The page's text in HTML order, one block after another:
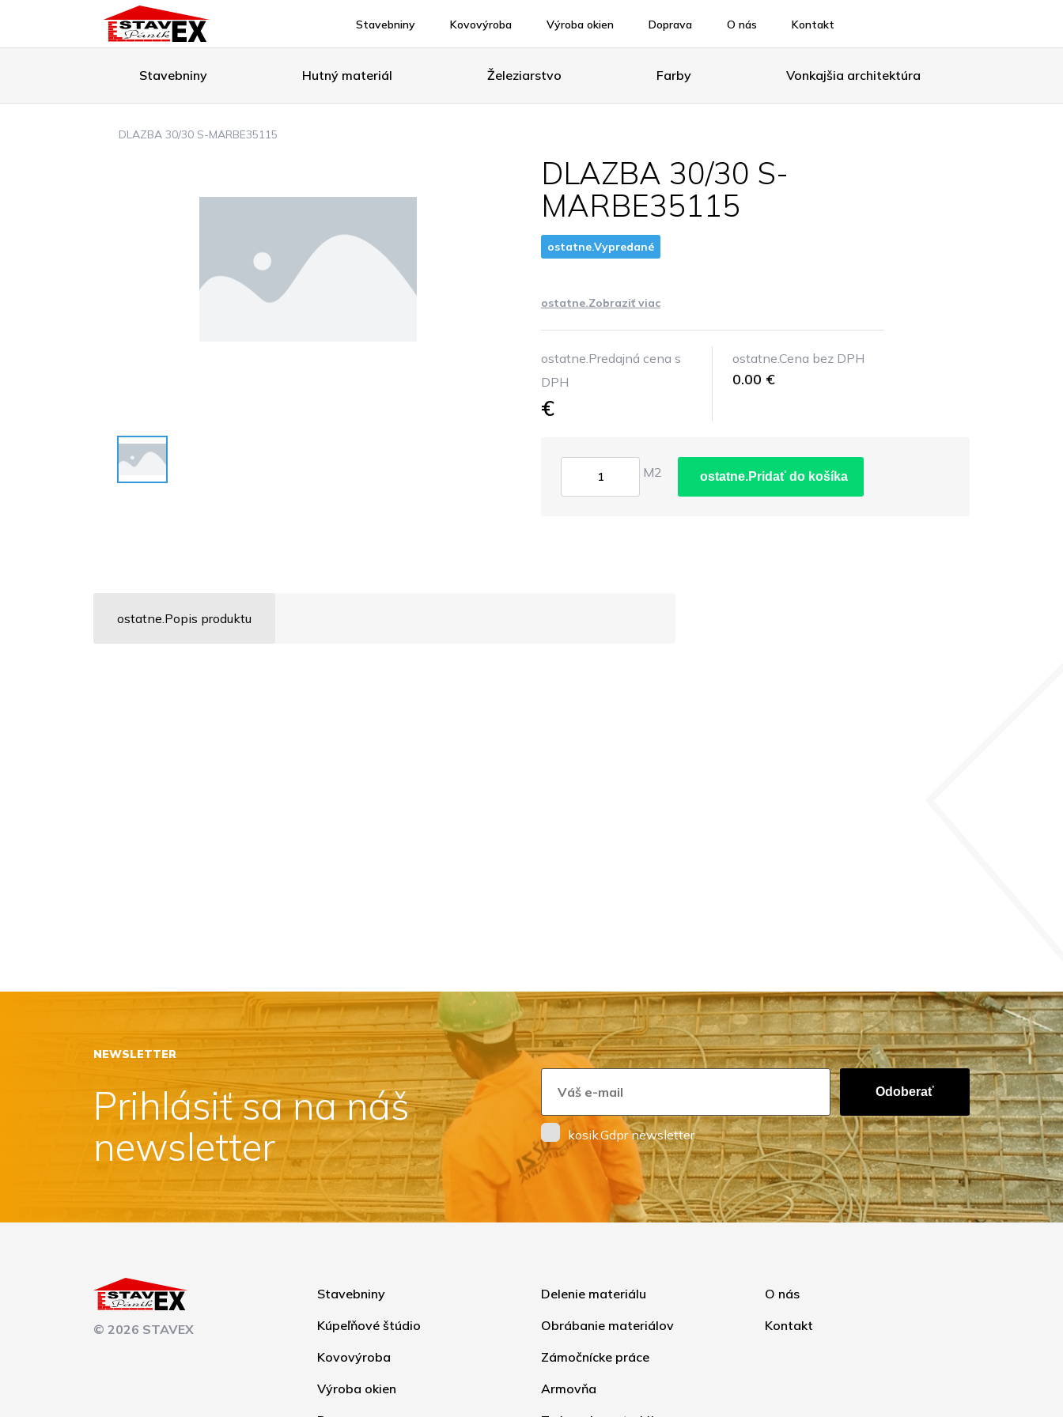
Stavebniny Kovovýroba Výroba okien Doprava O nás Kontakt
Stavebniny Hutný materiál Železiarstvo Farby Vonkajšia architektúra
DLAZBA 30/30 S-MARBE35115
DLAZBA 30/30 S-
MARBE35115
ostatne.Vypredané
ostatne.Zobraziť viac
ostatne.Predajná cena s
DPH
€
ostatne.Cena bez DPH
0.00 €
M2 ostatne.Pridať do košíka
ostatne.Popis produktu
NEWSLETTER
Prihlásiť sa na náš
newsletter
Odoberať
kosik.Gdpr newsletter
© 2026 STAVEX
Stavebniny
Kúpeľňové štúdio
Kovovýroba
Výroba okien
Delenie materiálu
Obrábanie materiálov
Zámočnícke práce
Armovňa
O nás
Kontakt